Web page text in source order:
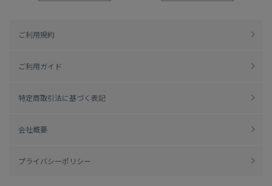
ご利用規約
ご利用ガイド
特定商取引法に基づく表記
会社概要
プライバシーポリシー